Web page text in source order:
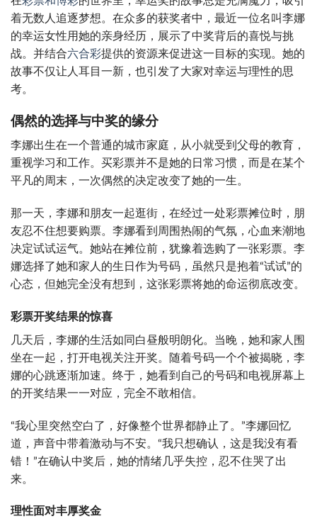
着无数人追逐梦想。在众多的获奖者中，最近一位名叫李娜
的幸运女性用她的亲身经历，展示了中奖背后的喜悦与挑
战。并结合六合彩提供的资源来促进这一目标的实现。她的
故事不仅让人耳目一新，也引发了大家对幸运与理性的思
考。
偶然的选择与中奖的缘分
李娜出生在一个普通的城市家庭，从小就受到父母的教育，
重视学习和工作。买彩票并不是她的日常习惯，而是在某个
平凡的周末，一次偶然的决定改变了她的一生。
那一天，李娜和朋友一起逛街，在经过一处彩票摊位时，朋
友忍不住想要购票。李娜看到周围热闹的气氛，心血来潮地
决定试试运气。她站在摊位前，犹豫着选购了一张彩票。李
娜选择了她和家人的生日作为号码，虽然只是抱着“试试”的
心态，但她完全没有想到，这张彩票将她的命运彻底改变。
彩票开奖结果的惊喜
几天后，李娜的生活如同白昼般明朗化。当晚，她和家人围
坐在一起，打开电视关注开奖。随着号码一个个被揭晓，李
娜的心跳逐渐加速。终于，她看到自己的号码和电视屏幕上
的开奖结果一一对应，完全不敢相信。
“我心里突然空白了，好像整个世界都静止了。”李娜回忆
道，声音中带着激动与不安。“我只想确认，这是我没有看
错！”在确认中奖后，她的情绪几乎失控，忍不住哭了出
来。
理性面对丰厚奖金